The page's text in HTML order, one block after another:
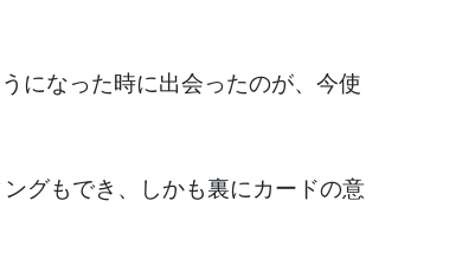
になった時に出会ったのが、今使
グもでき、しかも裏にカードの意